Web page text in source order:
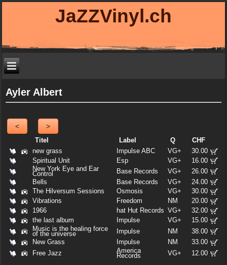
JaZZVinyl.ch
Ayler Albert
< >
Titel Label Q
CHF
new grass
Impulse ABC VG+
30.00
Spiritual Unit
Esp VG+
16.00
New York Eye and Ear
Control Base Records VG+
26.00
Bells
Base Records VG+
24.00
The Hilversum Sessions
Osmosis VG+
30.00
Vibrations
Freedom NM
20.00
1966
hat Hut Records VG+
32.00
the last album
Impulse VG+
15.00
Music is the healing force
of the universe Impulse NM
38.00
New Grass
Impulse NM
33.00
Free Jazz
America
Records VG+ 12.00